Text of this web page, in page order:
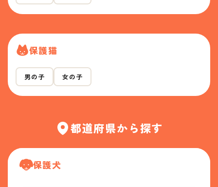
保護猫
男の子 女の子
都道府県から探す
保護犬